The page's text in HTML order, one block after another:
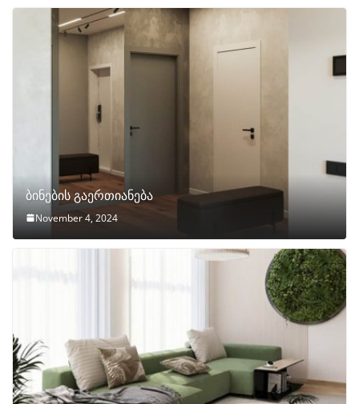
ბინების გაერთიანება
November 4, 2024